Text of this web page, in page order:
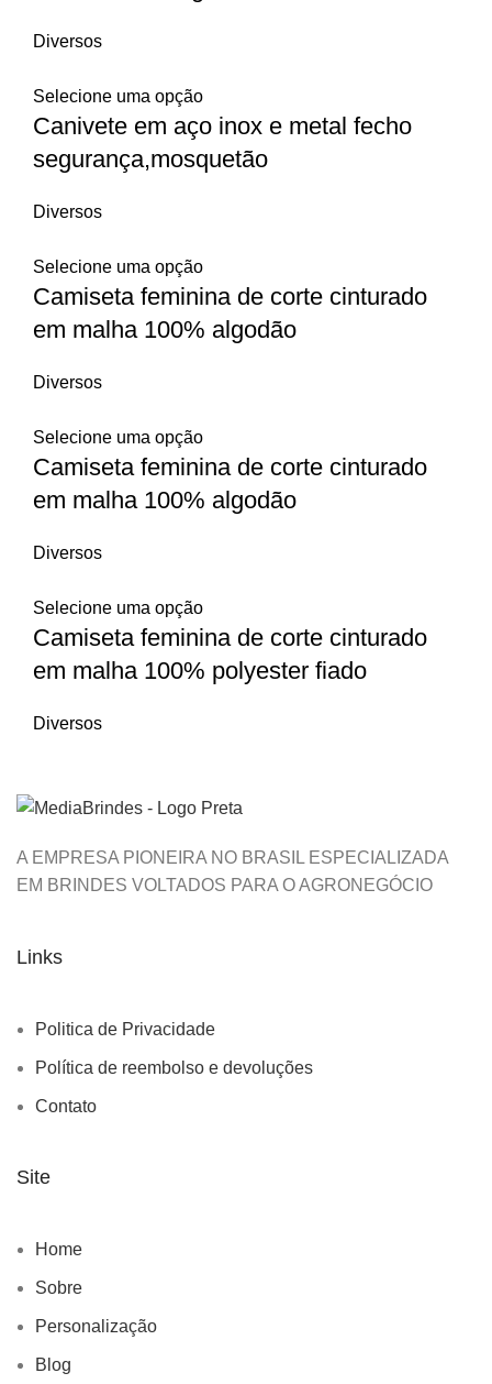
Diversos
Selecione uma opção
Canivete em aço inox e metal fecho
segurança,mosquetão
Diversos
Selecione uma opção
Camiseta feminina de corte cinturado
em malha 100% algodão
Diversos
Selecione uma opção
Camiseta feminina de corte cinturado
em malha 100% algodão
Diversos
Selecione uma opção
Camiseta feminina de corte cinturado
em malha 100% polyester fiado
Diversos
A EMPRESA PIONEIRA NO BRASIL ESPECIALIZADA
EM BRINDES VOLTADOS PARA O AGRONEGÓCIO
Links
Politica de Privacidade
Política de reembolso e devoluções
Contato
Site
Home
Sobre
Personalização
Blog